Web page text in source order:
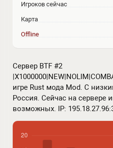
Сервер BTF #2
игре Rust мода Mod. С
Россия. Сейчас на сервере
возможных. IP:
Игроков сейчас
Карта
Offline